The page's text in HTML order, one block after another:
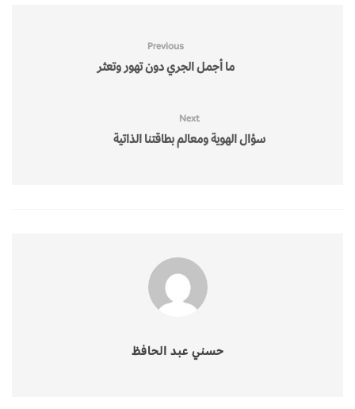
Previous
ما أجمل الجري دون تهور وتعثر
Next
سؤال الهوية ومعالم بطاقتنا الذاتية
حسني عبد الحافظ